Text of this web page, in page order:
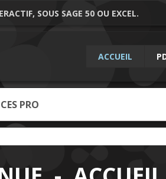
SOUS SAGE 50 OU EXCEL.
ACCUEIL
PRO